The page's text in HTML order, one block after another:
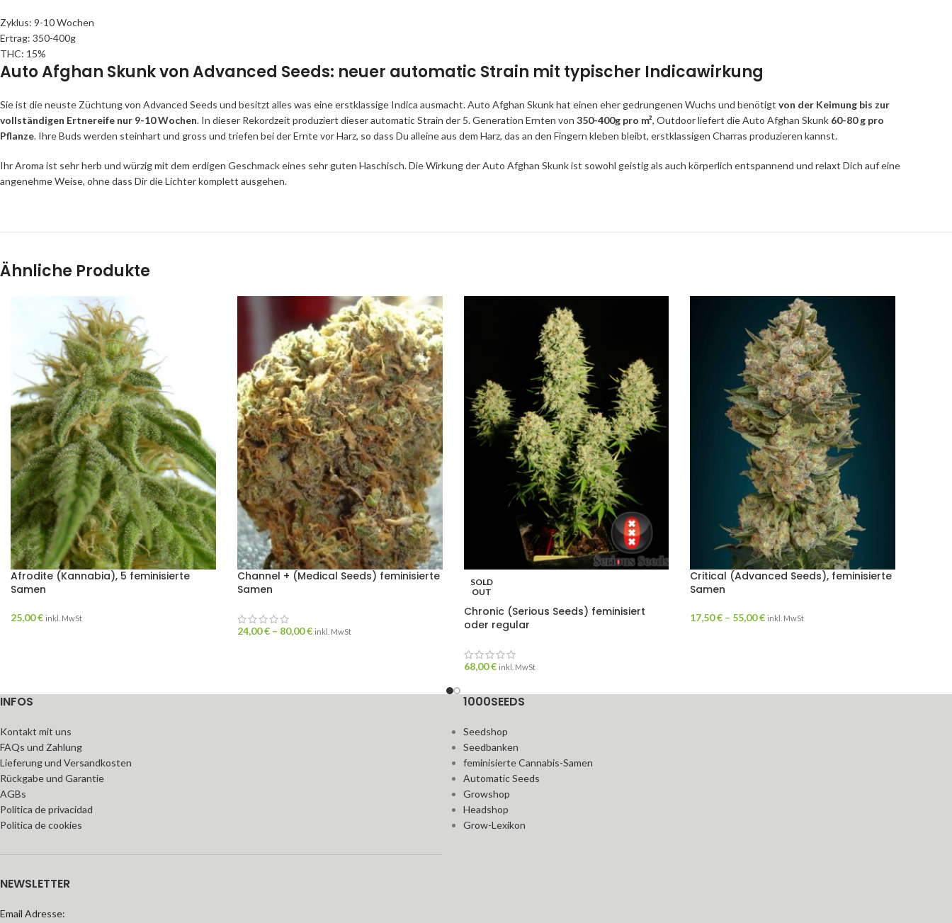
Zyklus: 9-10 Wochen
Ertrag: 350-400g
THC: 15%
Auto Afghan Skunk von Advanced Seeds: neuer automatic Strain mit typischer Indicawirkung
Sie ist die neuste Züchtung von Advanced Seeds und besitzt alles was eine erstklassige Indica ausmacht. Auto Afghan Skunk hat einen eher gedrungenen Wuchs und benötigt von der Keimung bis zur
vollständigen Ertnereife nur 9-10 Wochen. In dieser Rekordzeit produziert dieser automatic Strain der 5. Generation Ernten von 350-400g pro m², Outdoor liefert die Auto Afghan Skunk 60-80 g pro
Pflanze. Ihre Buds werden steinhart und gross und triefen bei der Ernte vor Harz, so dass Du alleine aus dem Harz, das an den Fingern kleben bleibt, erstklassigen Charras produzieren kannst.
Ihr Aroma ist sehr herb und würzig mit dem erdigen Geschmack eines sehr guten Haschisch. Die Wirkung der Auto Afghan Skunk ist sowohl geistig als auch körperlich entspannend und relaxt Dich auf eine
angenehme Weise, ohne dass Dir die Lichter komplett ausgehen.
Ähnliche Produkte
Afrodite (Kannabia), 5 feminisierte
Samen
25,00€ inkl. MwSt
Channel + (Medical Seeds) feminisierte
Samen
24,00€ – 80,00€ inkl. MwSt
SOLD
OUT
Chronic (Serious Seeds) feminisiert
oder regular
68,00€ inkl. MwSt
Critical (Advanced Seeds), feminisierte
Samen
17,50€ – 55,00€ inkl. MwSt
INFOS
Kontakt mit uns
FAQs und Zahlung
Lieferung und Versandkosten
Rückgabe und Garantie
AGBs
Política de privacidad
Política de cookies
NEWSLETTER
Email Adresse:
1000SEEDS
Seedshop
Seedbanken
feminisierte Cannabis-Samen
Automatic Seeds
Growshop
Headshop
Grow-Lexikon